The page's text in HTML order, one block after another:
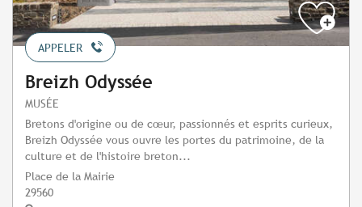
APPELER
Breizh Odyssée
MUSÉE
Bretons d'origine ou de cœur, passionnés et esprits curieux,
Breizh Odyssée vous ouvre les portes du patrimoine, de la
culture et de l'histoire breton...
Place de la Mairie
29560